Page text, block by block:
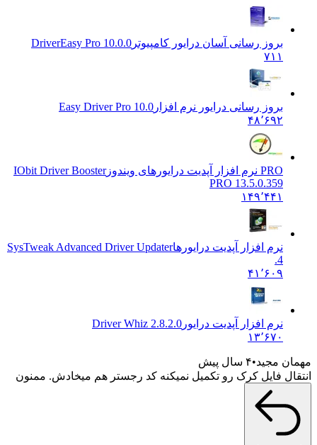
بروز رسانی آسان درایور کامپیوترDriverEasy Pro 10.0.0
بروز رسانی درایور نرم افزارEasy Driver Pro 10.0
۴۸٬۶۹۲
IObit Driver Booster
PRO 13.5.0.359
۱۴۹٬۴۴۱
نرم افزار آپدیت درایورهاSysTweak Advanced Driver Updater
۴۱٬۶۰۹
نرم افزار آپدیت درایورDriver Whiz 2.8.2.0
۱۳٬۶۷۰
مجید ۴ سال پیش
فایل کرک رو تکمیل نمیکنه کد رجستر هم میخادش. ممنون